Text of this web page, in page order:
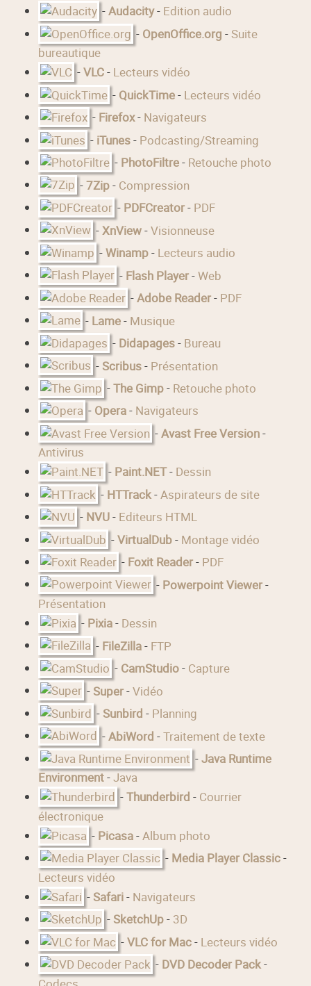
-Audacity- Edition audio
- OpenOffice.org -Suite
bureautique
-VLC- Lecteurs vidéo
- QuickTime- Lecteurs vidéo
- Firefox- Navigateurs
- iTunes- Podcasting/Streaming
- PhotoFiltre- Retouche photo
-7Zip- Compression
- PDFCreator- PDF
-XnView-Visionneuse
-Winamp- Lecteurs audio
- Flash Player-Web
-Adobe Reader- PDF
- Lame- Musique
- Didapages- Bureau
- Scribus- Présentation
-The Gimp- Retouche photo
- Opera- Navigateurs
-Avast Free Version-
Antivirus
- Paint.NET- Dessin
- HTTrack- Aspirateurs de site
- NVU- Editeurs HTML
-VirtualDub- Montage vidéo
- Foxit Reader- PDF
- Powerpoint Viewer-
Présentation
- Pixia- Dessin
- FileZilla- FTP
- CamStudio- Capture
- Super-Vidéo
- Sunbird - Planning
-AbiWord -Traitement de texte
-Java Runtime
Environment-Java
-Thunderbird - Courrier
électronique
- Picasa-Album photo
- Media Player Classic-
Lecteurs vidéo
- Safari- Navigateurs
- SketchUp- 3D
-VLC for Mac- Lecteurs vidéo
- DVD Decoder Pack-